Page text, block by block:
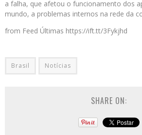
a falha, que afetou o funcionamento dos
mundo, a problemas internos na rede da
from Feed Últimas https://ift.tt/3Fykjhd
Brasil Notícias
SHARE ON: